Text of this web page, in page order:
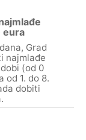
eura
Grad
najmlađe
(od 0
od 1. do 8.
dobiti